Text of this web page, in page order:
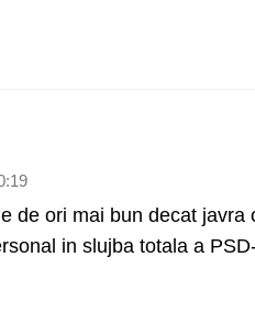
de ori mai bun decat javra
in slujba totala a